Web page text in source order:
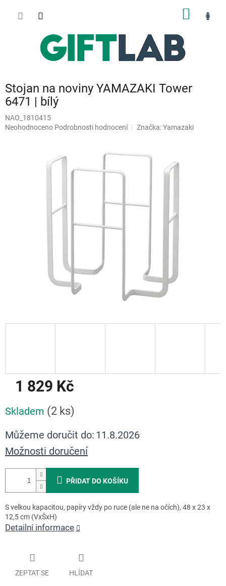
Stojan na noviny YAMAZAKI Tower
6471 | bílý
NAO_1810415
Průměrné
Neohodnoceno Podrobnosti hodnocení Značka:Yamazaki
1 829 Kč
cena:
Skladem (2 ks)
Můžeme doručit do: 11.8.2026
Možnosti doručení
PŘIDAT DO KOŠÍKU
S velkou kapacitou, papíry vždy po ruce (ale ne na očích), 48 x 23 x
12,5 cm (VxŠxH)
Detailní informace
ZEPTAT SE HLÍDAT